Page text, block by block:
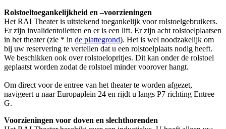
Rolstoeltoegankelijkheid en –voorzieningen
Het RAI Theater is uitstekend toegankelijk voor rolstoelgebruikers.
Er zijn invalidentoiletten en er is een lift. Er zijn acht rolstoelplaatsen
in het theater (zie * in de plattegrond). Het is wel noodzakelijk om
bij uw reservering te vertellen dat u een rolstoelplaats nodig heeft.
We beschikken ook over rolstoelopritjes. Dit kan onder de rolstoel
geplaatst worden zodat de rolstoel minder voorover hangt.
Om direct voor de entree van het theater te worden afgezet,
navigeert u naar Europaplein 24 en rijdt u langs P7 richting Entree
G.
Voorzieningen voor doven en slechthorenden